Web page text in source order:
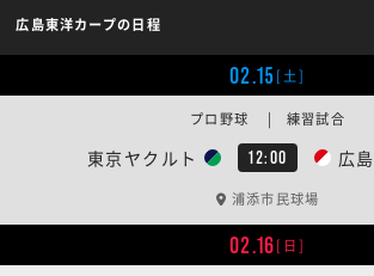
広島東洋カープの日程
02.15[土]
東京ヤクルト 12:00 広島
プロ野球 | 練習試合
浦添市民球場
02.16[日]